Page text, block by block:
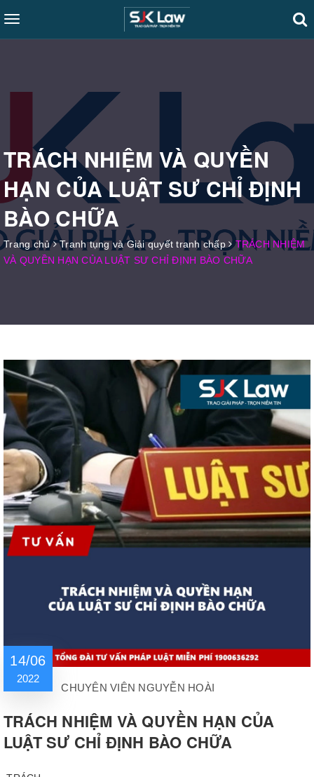
Toggle
navigation
TRÁCH NHIỆM VÀ QUYỀN
HẠN CỦA LUẬT SƯ CHỈ ĐỊNH
BÀO CHỮA
Trang chủ Tranh tụng và Giải quyết tranh chấp
TRÁCH NHIỆM
VÀ QUYỀN HẠN CỦA LUẬT SƯ CHỈ ĐỊNH BÀO CHỮA
14/06
2022
CHUYÊN VIÊN NGUYỄN HOÀI
TRÁCH NHIỆM VÀ QUYỀN HẠN CỦA
LUẬT SƯ CHỈ ĐỊNH BÀO CHỮA